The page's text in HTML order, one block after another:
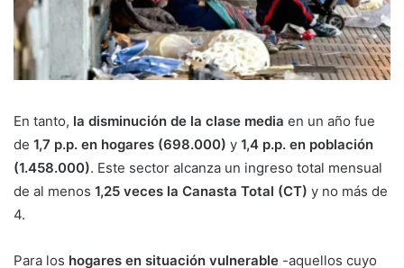
En tanto, la disminución de la clase media en un año fue
de 1,7 p.p. en hogares (698.000) y 1,4 p.p. en población
(1.458.000). Este sector alcanza un ingreso total mensual
de al menos 1,25 veces la Canasta Total (CT) y no más de
4.
Para los hogares en situación vulnerable -aquellos cuyo